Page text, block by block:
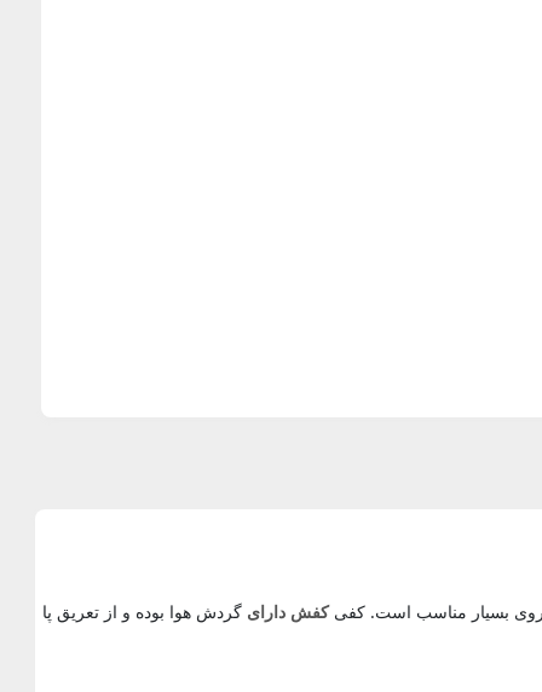
روی بسیار مناسب است. کفیکفش دارای گردش هوا بوده و از تعریق پا